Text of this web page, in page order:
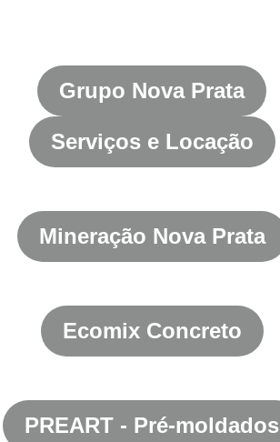
Grupo Nova Prata
Serviços e Locação
Mineração Nova Prata
Ecomix Concreto
PREART - Pré-moldados